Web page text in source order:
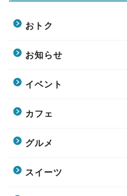
おトク
お知らせ
イベント
カフェ
グルメ
スイーツ